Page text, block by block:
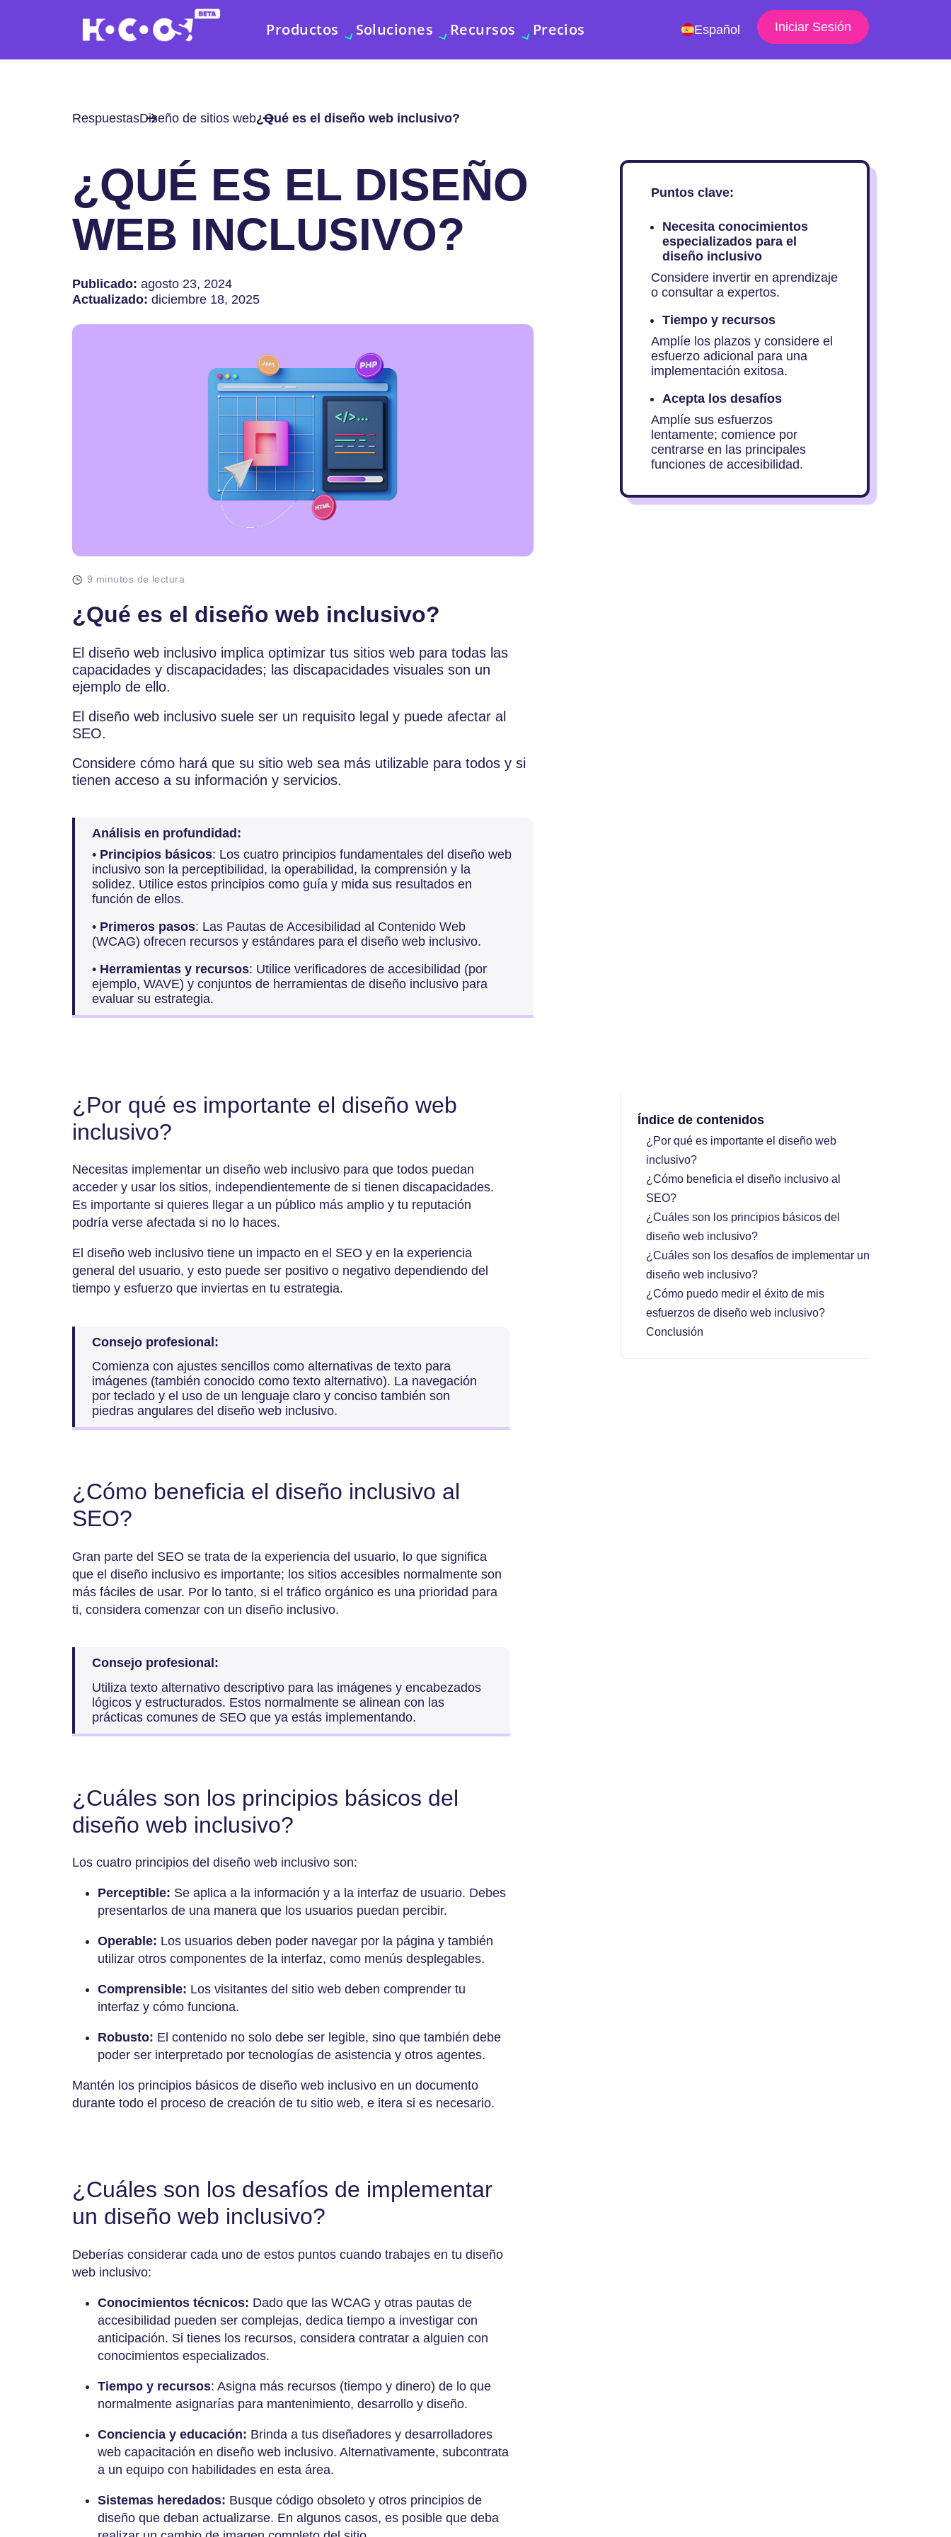
Productos Soluciones Recursos Precios Español Iniciar Sesión
RespuestasDiseño de sitios web¿Qué es el diseño web inclusivo?
¿QUÉ ES EL DISEÑO
WEB INCLUSIVO?
Publicado: agosto 23, 2024
Actualizado: diciembre 18, 2025
9 minutos de lectura
¿Qué es el diseño web inclusivo?
El diseño web inclusivo implica optimizar tus sitios web para todas las
capacidades y discapacidades; las discapacidades visuales son un
ejemplo de ello.
El diseño web inclusivo suele ser un requisito legal y puede afectar al
SEO.
Considere cómo hará que su sitio web sea más utilizable para todos y si
tienen acceso a su información y servicios.
Análisis en profundidad:
• Principios básicos: Los cuatro principios fundamentales del diseño web
inclusivo son la perceptibilidad, la operabilidad, la comprensión y la
solidez. Utilice estos principios como guía y mida sus resultados en
función de ellos.
• Primeros pasos: Las Pautas de Accesibilidad al Contenido Web
(WCAG) ofrecen recursos y estándares para el diseño web inclusivo.
• Herramientas y recursos: Utilice verificadores de accesibilidad (por
ejemplo, WAVE) y conjuntos de herramientas de diseño inclusivo para
evaluar su estrategia.
Puntos clave:
Necesita conocimientos
especializados para el
diseño inclusivo
Considere invertir en aprendizaje
o consultar a expertos.
Tiempo y recursos
Amplíe los plazos y considere el
esfuerzo adicional para una
implementación exitosa.
Acepta los desafíos
Amplíe sus esfuerzos
lentamente; comience por
centrarse en las principales
funciones de accesibilidad.
¿Por qué es importante el diseño web
inclusivo?
Necesitas implementar un diseño web inclusivo para que todos puedan
acceder y usar los sitios, independientemente de si tienen discapacidades.
Es importante si quieres llegar a un público más amplio y tu reputación
podría verse afectada si no lo haces.
El diseño web inclusivo tiene un impacto en el SEO y en la experiencia
general del usuario, y esto puede ser positivo o negativo dependiendo del
tiempo y esfuerzo que inviertas en tu estrategia.
Consejo profesional:
Comienza con ajustes sencillos como alternativas de texto para
imágenes (también conocido como texto alternativo). La navegación
por teclado y el uso de un lenguaje claro y conciso también son
piedras angulares del diseño web inclusivo.
¿Cómo beneficia el diseño inclusivo al
SEO?
Gran parte del SEO se trata de la experiencia del usuario, lo que significa
que el diseño inclusivo es importante; los sitios accesibles normalmente son
más fáciles de usar. Por lo tanto, si el tráfico orgánico es una prioridad para
ti, considera comenzar con un diseño inclusivo.
Consejo profesional:
Utiliza texto alternativo descriptivo para las imágenes y encabezados
lógicos y estructurados. Estos normalmente se alinean con las
prácticas comunes de SEO que ya estás implementando.
¿Cuáles son los principios básicos del
diseño web inclusivo?
Los cuatro principios del diseño web inclusivo son:
Perceptible: Se aplica a la información y a la interfaz de usuario. Debes
presentarlos de una manera que los usuarios puedan percibir.
Operable: Los usuarios deben poder navegar por la página y también
utilizar otros componentes de la interfaz, como menús desplegables.
Comprensible: Los visitantes del sitio web deben comprender tu
interfaz y cómo funciona.
Robusto: El contenido no solo debe ser legible, sino que también debe
poder ser interpretado por tecnologías de asistencia y otros agentes.
Mantén los principios básicos de diseño web inclusivo en un documento
durante todo el proceso de creación de tu sitio web, e itera si es necesario.
¿Cuáles son los desafíos de implementar
un diseño web inclusivo?
Deberías considerar cada uno de estos puntos cuando trabajes en tu diseño
web inclusivo:
Conocimientos técnicos: Dado que las WCAG y otras pautas de
accesibilidad pueden ser complejas, dedica tiempo a investigar con
anticipación. Si tienes los recursos, considera contratar a alguien con
conocimientos especializados.
Tiempo y recursos: Asigna más recursos (tiempo y dinero) de lo que
normalmente asignarías para mantenimiento, desarrollo y diseño.
Conciencia y educación: Brinda a tus diseñadores y desarrolladores
web capacitación en diseño web inclusivo. Alternativamente, subcontrata
a un equipo con habilidades en esta área.
Sistemas heredados: Busque código obsoleto y otros principios de
diseño que deban actualizarse. En algunos casos, es posible que deba
Índice de contenidos
¿Por qué es importante el diseño web
inclusivo?
¿Cómo beneficia el diseño inclusivo al
SEO?
¿Cuáles son los principios básicos del
diseño web inclusivo?
¿Cuáles son los desafíos de implementar un
diseño web inclusivo?
¿Cómo puedo medir el éxito de mis
esfuerzos de diseño web inclusivo?
Conclusión